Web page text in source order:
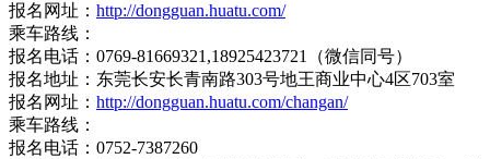
报名网址： http://dongguan.huatu.com/
乘车路线：
报名电话：0769-81669321,18925423721（微信同号）
报名地址：东莞长安长青南路303号地王商业中心4区703室
报名网址： http://dongguan.huatu.com/changan/
乘车路线：
报名电话：0752-7387260